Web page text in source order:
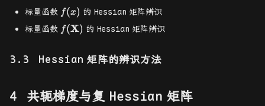
标量函数 f(x)
f(x) 的 Hessian 矩阵辨识
标量函数 f(\mathbf{X})
f(X) 的 Hessian 矩阵辨识
Hessian 矩阵的辨识方法
共轭梯度与复 Hessian 矩阵